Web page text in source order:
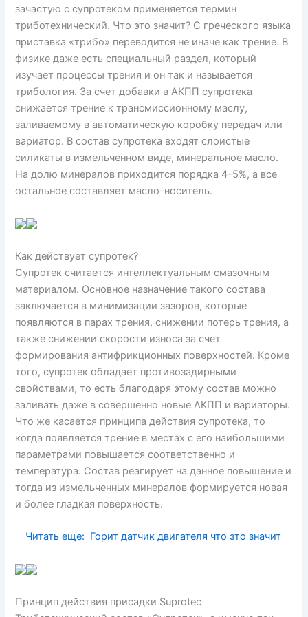
зачастую с супротеком применяется термин
триботехнический. Что это значит? С греческого языка
приставка «трибо» переводится не иначе как трение. В
физике даже есть специальный раздел, который
изучает процессы трения и он так и называется
трибология. За счет добавки в АКПП супротека
снижается трение к трансмиссионному маслу,
заливаемому в автоматическую коробку передач или
вариатор. В состав супротека входят слоистые
силикаты в измельченном виде, минеральное масло.
На долю минералов приходится порядка 4-5%, а все
остальное составляет масло-носитель.
Как действует супротек?
Супротек считается интеллектуальным смазочным
материалом. Основное назначение такого состава
заключается в минимизации зазоров, которые
появляются в парах трения, снижении потерь трения, а
также снижении скорости износа за счет
формирования антифрикционных поверхностей. Кроме
того, супротек обладает противозадирными
свойствами, то есть благодаря этому состав можно
заливать даже в совершенно новые АКПП и вариаторы.
Что же касается принципа действия супротека, то
когда появляется трение в местах с его наибольшими
параметрами повышается соответственно и
температура. Состав реагирует на данное повышение и
тогда из измельченных минералов формируется новая
и более гладкая поверхность.
Читать еще: Горит датчик двигателя что это значит
Принцип действия присадки Suprotec